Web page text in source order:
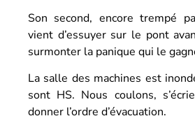
Son second, encore trempé
vient d’essuyer sur le pont
surmonter la panique qui le
La salle des machines est
sont HS. Nous coulons,
donner l’ordre d’évacuation.